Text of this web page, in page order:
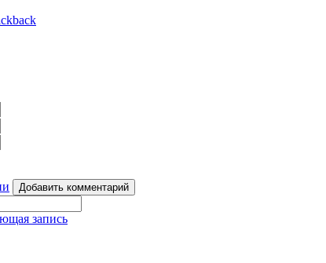
Добавить комментарий
запись